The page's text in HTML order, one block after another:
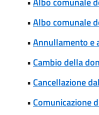
•Albo comunale
•Annullamento e
• Cambio della
• Cancellazione
• Comunicazione